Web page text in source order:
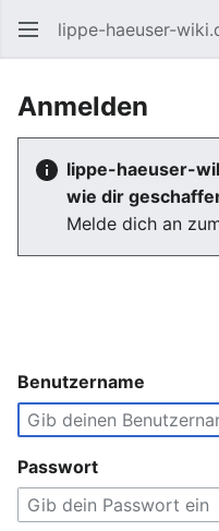
lippe-haeuser-
Anmelden
lippe-haeuser-
wie dir
Melde dich an
Benutzername
Passwort